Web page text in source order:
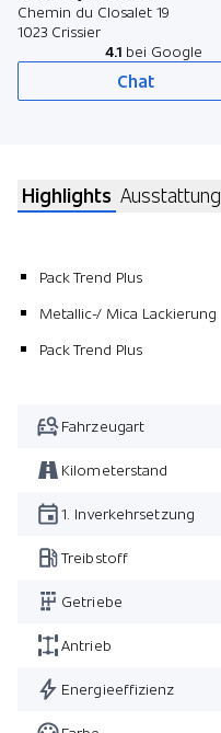
Chemin du Closalet 19
1023 Crissier
4.1 bei Google
Chat
Highlights Ausstattung
Pack Trend Plus
Metallic-/ Mica Lackierung
Pack Trend Plus
Fahrzeugart
Kilometerstand
1. Inverkehrsetzung
Treibstoff
Getriebe
Antrieb
Energieeffizienz